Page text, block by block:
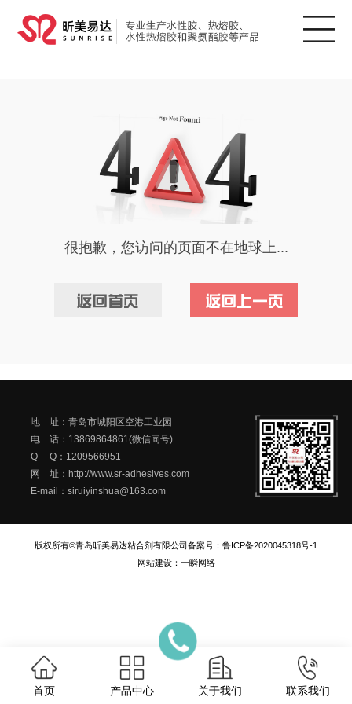
很抱歉，您访问的页面不在地球上...
地 址：青岛市城阳区空港工业园
电 话：13869864861(微信同号)
Q Q：1209566951
网 址：http://www.sr-adhesives.com
E-mail：siruiyinshua@163.com
版权所有©青岛昕美易达粘合剂有限公司备案号： 鲁ICP备2020045318号-1
网站建设： 一瞬网络
首页 产品中心 关于我们 联系我们